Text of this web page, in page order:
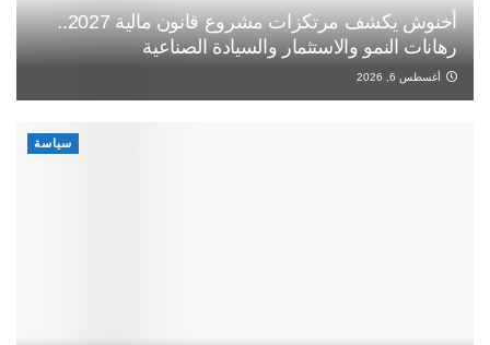
أخنوش يكشف مرتكزات مشروع قانون مالية 2027..
رهانات النمو والاستثمار والسيادة الصناعية
أغسطس 6, 2026
سياسة